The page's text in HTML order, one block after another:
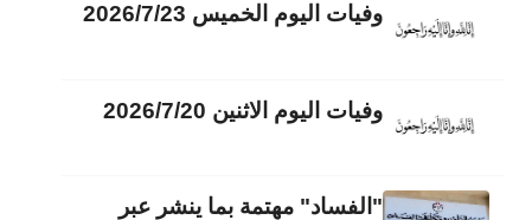
وفيات اليوم الخميس 2026/7/23
وفيات اليوم الاثنين 2026/7/20
"الفساد" مهتمة بما ينشر عبر